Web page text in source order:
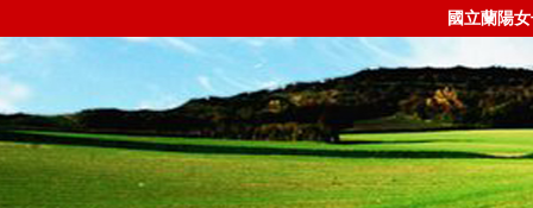
國立蘭陽